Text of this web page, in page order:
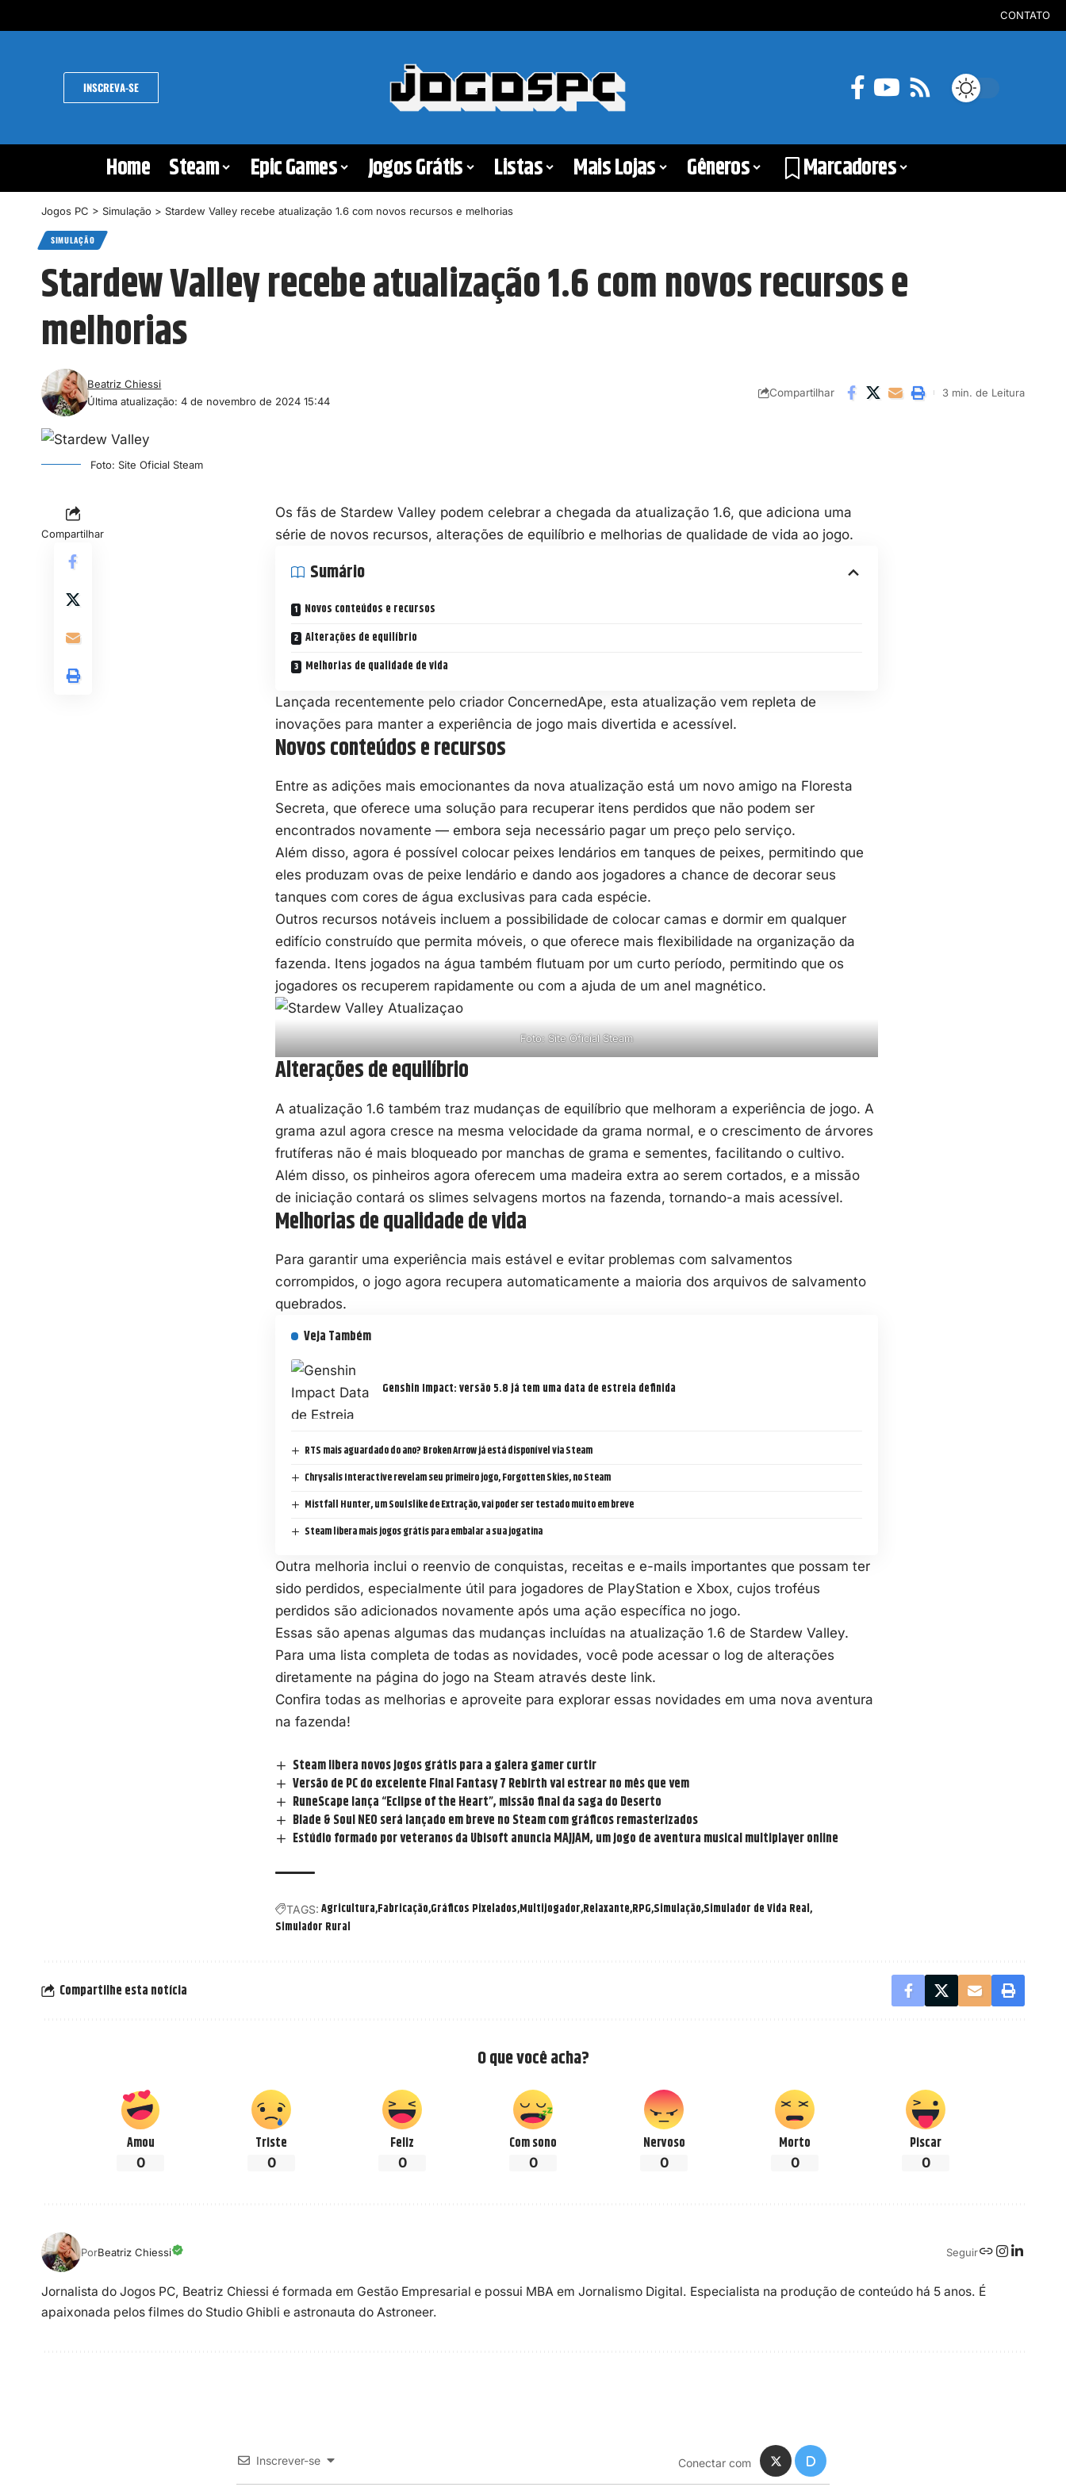
CONTATO
INSCREVA-SE
Home Steam Epic Games Jogos Grátis Listas Mais Lojas Gêneros Marcadores
Jogos PC > Simulação > Stardew Valley recebe atualização 1.6 com novos recursos e melhorias
SIMULAÇÃO
Stardew Valley recebe atualização 1.6 com novos recursos e
melhorias
Última atualização: 4 de novembro de 2024 15:44
Beatriz Chiessi
Compartilhar 3 min. de Leitura
Foto: Site Oficial Steam
Compartilhar
Os fãs de Stardew Valley podem celebrar a chegada da atualização 1.6, que adiciona uma
série de novos recursos, alterações de equilíbrio e melhorias de qualidade de vida ao jogo.
Sumário
Novos conteúdos e recursos
Alterações de equilíbrio
Melhorias de qualidade de vida
Lançada recentemente pelo criador ConcernedApe, esta atualização vem repleta de
inovações para manter a experiência de jogo mais divertida e acessível.
Novos conteúdos e recursos
Entre as adições mais emocionantes da nova atualização está um novo amigo na Floresta
Secreta, que oferece uma solução para recuperar itens perdidos que não podem ser
encontrados novamente — embora seja necessário pagar um preço pelo serviço.
Além disso, agora é possível colocar peixes lendários em tanques de peixes, permitindo que
eles produzam ovas de peixe lendário e dando aos jogadores a chance de decorar seus
tanques com cores de água exclusivas para cada espécie.
Outros recursos notáveis incluem a possibilidade de colocar camas e dormir em qualquer
edifício construído que permita móveis, o que oferece mais flexibilidade na organização da
fazenda. Itens jogados na água também flutuam por um curto período, permitindo que os
jogadores os recuperem rapidamente ou com a ajuda de um anel magnético.
Foto: Site Oficial Steam
Alterações de equilíbrio
A atualização 1.6 também traz mudanças de equilíbrio que melhoram a experiência de jogo. A
grama azul agora cresce na mesma velocidade da grama normal, e o crescimento de árvores
frutíferas não é mais bloqueado por manchas de grama e sementes, facilitando o cultivo.
Além disso, os pinheiros agora oferecem uma madeira extra ao serem cortados, e a missão
de iniciação contará os slimes selvagens mortos na fazenda, tornando-a mais acessível.
Melhorias de qualidade de vida
Para garantir uma experiência mais estável e evitar problemas com salvamentos
corrompidos, o jogo agora recupera automaticamente a maioria dos arquivos de salvamento
quebrados.
Veja Também
Genshin Impact: versão 5.8 já tem uma data de estreia definida
RTS mais aguardado do ano? Broken Arrow já está disponível via Steam
Chrysalis Interactive revelam seu primeiro jogo, Forgotten Skies, no Steam
Mistfall Hunter, um Soulslike de Extração, vai poder ser testado muito em breve
Steam libera mais jogos grátis para embalar a sua jogatina
Outra melhoria inclui o reenvio de conquistas, receitas e e-mails importantes que possam ter
sido perdidos, especialmente útil para jogadores de PlayStation e Xbox, cujos troféus
perdidos são adicionados novamente após uma ação específica no jogo.
Essas são apenas algumas das mudanças incluídas na atualização 1.6 de Stardew Valley.
Para uma lista completa de todas as novidades, você pode acessar o log de alterações
diretamente na página do jogo na Steam através deste link.
Confira todas as melhorias e aproveite para explorar essas novidades em uma nova aventura
na fazenda!
Steam libera novos jogos grátis para a galera gamer curtir
Versão de PC do excelente Final Fantasy 7 Rebirth vai estrear no mês que vem
RuneScape lança “Eclipse of the Heart”, missão final da saga do Deserto
Blade & Soul NEO será lançado em breve no Steam com gráficos remasterizados
Estúdio formado por veteranos da Ubisoft anuncia MAJJAM, um jogo de aventura musical multiplayer online
TAGS: AgriculturaFabricaçãoGráficos PixeladosMultijogadorRelaxanteRPGSimulaçãoSimulador de Vida Real
Simulador Rural
Compartilhe esta notícia
O que você acha?
Amou
0
Triste
0
Feliz
0
Com sono
0
Nervoso
0
Morto
0
Piscar
0
PorBeatriz Chiessi Seguir
Jornalista do Jogos PC, Beatriz Chiessi é formada em Gestão Empresarial e possui MBA em Jornalismo Digital. Especialista na produção de conteúdo há 5 anos. É
apaixonada pelos filmes do Studio Ghibli e astronauta do Astroneer.
Inscrever-se Conectar com